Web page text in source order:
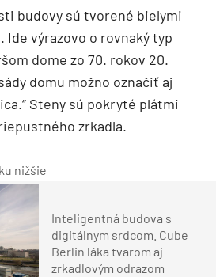
budovy sú tvorené bielymi
Ide výrazovo o rovnaký typ
dome zo 70. rokov 20.
domu možno označiť aj
Steny sú pokryté plátmi
zrkadla.
Inteligentná budova s
digitálnym srdcom. Cube
Berlin láka tvarom aj
zrkadlovým odrazom